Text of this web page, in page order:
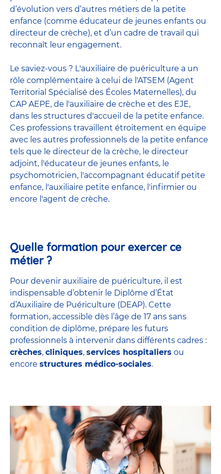
d’évolution vers d’autres métiers de la petite
enfance (comme éducateur de jeunes enfants ou
directeur de crèche), et d’un cadre de travail qui
reconnaît leur engagement.
Le saviez-vous ? L'auxiliaire de puériculture a un
rôle complémentaire à celui de l'ATSEM (Agent
Territorial Spécialisé des Écoles Maternelles), du
CAP AEPE, de l'auxiliaire de crèche et des EJE,
dans les structures d'accueil de la petite enfance.
Ces professions travaillent étroitement en équipe
avec les autres professionnels de la petite enfance
tels que le directeur de la crèche, le directeur
adjoint, l'éducateur de jeunes enfants, le
psychomotricien, l'accompagnant éducatif petite
enfance, l'auxiliaire petite enfance, l'infirmier ou
encore l'agent de crèche.
Quelle formation pour exercer ce
métier ?
Pour devenir auxiliaire de puériculture, il est
indispensable d’obtenir le Diplôme d’État
d’Auxiliaire de Puériculture (DEAP). Cette
formation, accessible dès l’âge de 17 ans sans
condition de diplôme, prépare les futurs
professionnels à intervenir dans différents cadres :
crèches, cliniques, services hospitaliers ou
encore structures médico-sociales.